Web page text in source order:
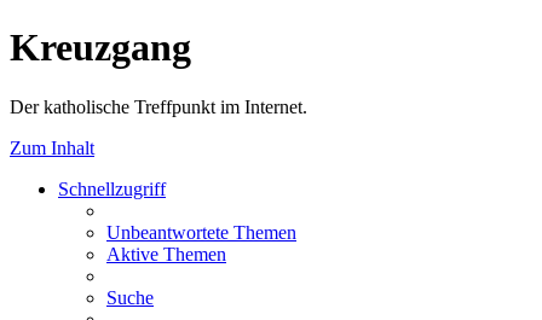
Kreuzgang
Der katholische Treffpunkt im Internet.
Zum Inhalt
Schnellzugriff
Unbeantwortete Themen
Aktive Themen
Suche